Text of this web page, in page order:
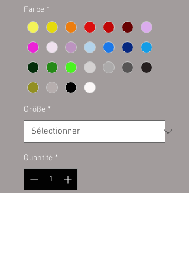
Farbe *
Größe *
Quantité *